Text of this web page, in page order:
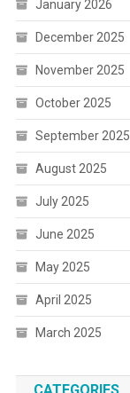
January 2026
December 2025
November 2025
October 2025
September 2025
August 2025
July 2025
June 2025
May 2025
April 2025
March 2025
CATEGORIES